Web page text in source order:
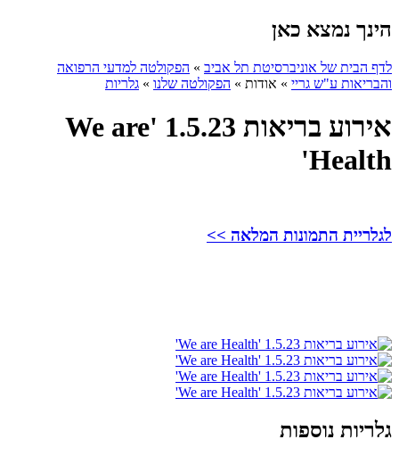
הינך נמצא כאן
לדף הבית של אוניברסיטת תל אביב » הפקולטה למדעי הרפואה
והבריאות ע"ש גריי » אודות » הפקולטה שלנו » גלריות
אירוע בריאות 1.5.23 'We are
Health'
לגלריית התמונות המלאה >>
גלריות נוספות